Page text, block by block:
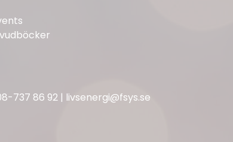
737 86 92| livsenergi@fsys.se